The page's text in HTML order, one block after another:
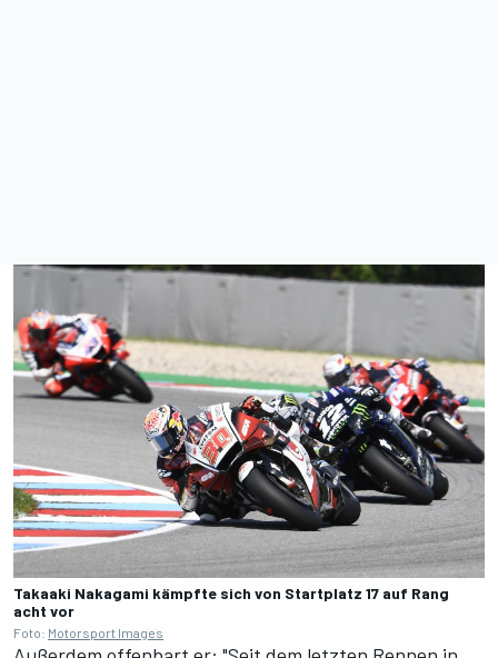
Takaaki Nakagami kämpfte sich von Startplatz 17 auf Rang
acht vor
Foto: Motorsport Images